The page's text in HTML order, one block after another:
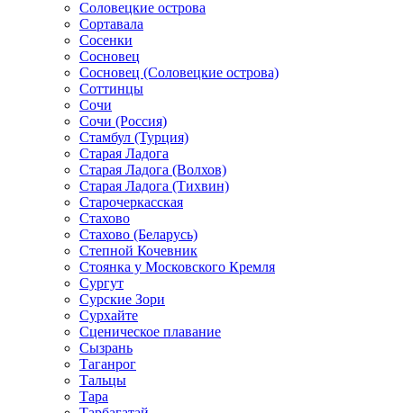
Соловецкие острова
Сортавала
Сосенки
Сосновец
Сосновец (Соловецкие острова)
Соттинцы
Сочи
Сочи (Россия)
Стамбул (Турция)
Старая Ладога
Старая Ладога (Волхов)
Старая Ладога (Тихвин)
Старочеркасская
Стахово
Стахово (Беларусь)
Степной Кочевник
Стоянка у Московского Кремля
Сургут
Сурские Зори
Сурхайте
Сценическое плавание
Сызрань
Таганрог
Тальцы
Тара